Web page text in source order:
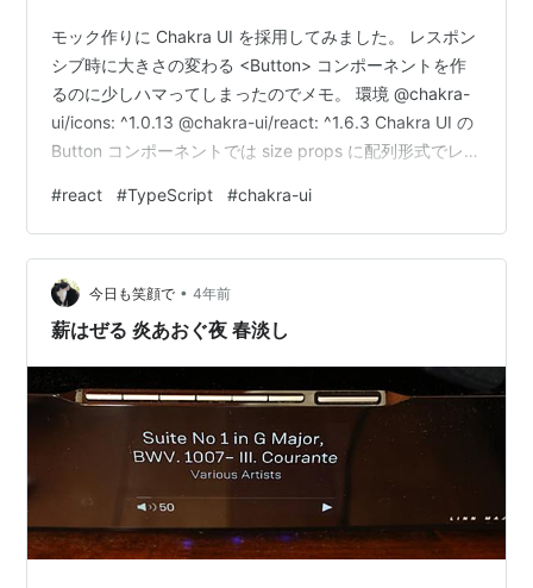
モック作りに Chakra UI を採用してみました。 レスポン
シブ時に大きさの変わる <Button> コンポーネントを作
るのに少しハマってしまったのでメモ。 環境 @chakra-
ui/icons: ^1.0.13 @chakra-ui/react: ^1.6.3 Chakra UI の
Button コンポーネントでは size props に配列形式でレス
margin や font-size の指定などは配列で指定することが
できました。 <Box fontSize={['xs', 'sm', 'md']}>
Responsive…
#react #TypeScript #chakra-ui
今日も笑顔で • 4年前
薪はぜる 炎あおぐ夜 春淡し